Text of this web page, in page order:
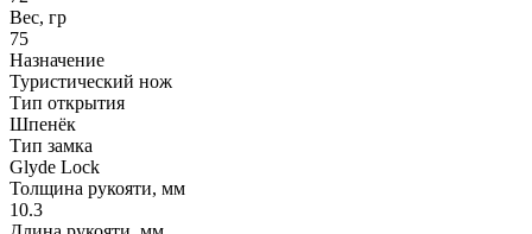
Вес, гр
75
Назначение
Туристический нож
Тип открытия
Шпенёк
Тип замка
Glyde Lock
Толщина рукояти, мм
10.3